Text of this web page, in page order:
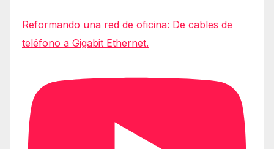
Reformando una red de oficina: De cables de
teléfono a Gigabit Ethernet.